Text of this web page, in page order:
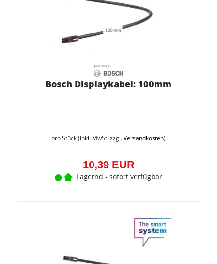
Bosch Displaykabel: 100mm
pro Stück (inkl. MwSt. zzgl.Versandkosten)
10,39 EUR
Lagernd - sofort verfügbar